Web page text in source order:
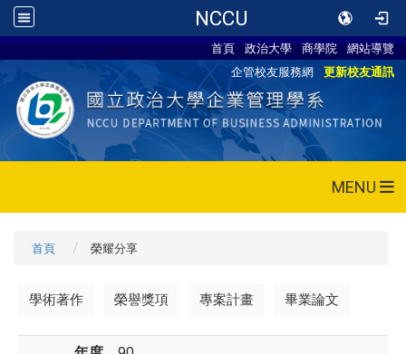
NCCU
首頁 政治大學 商學院
網站導覽
企管校友服務網
更新校友通訊
MENU
首頁 榮耀分享
學術著作 榮譽獎項 專案計畫 畢業論文